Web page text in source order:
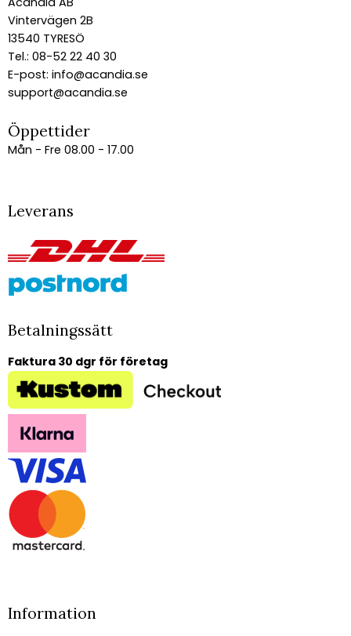
Vintervägen 2B
13540 TYRESÖ
Tel.: 08-52 22 40 30
E-post: info@acandia.se
support@acandia.se
Öppettider
Mån - Fre 08.00 - 17.00
Leverans
Betalningssätt
Faktura 30 dgr för företag
Information